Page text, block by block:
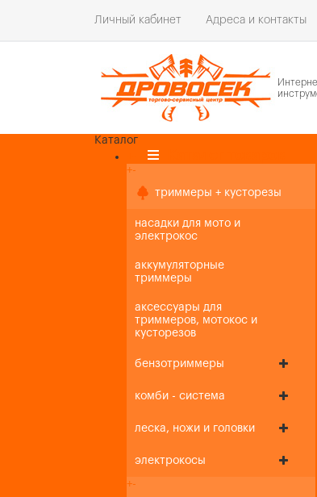
Личный кабинет Адреса и контакты
Каталог
+-
триммеры + кусторезы
насадки для мото и
электрокос
аккумуляторные
триммеры
аксессуары для
триммеров, мотокос и
кусторезов
бензотриммеры
комби - система
леска, ножи и головки
электрокосы
+-